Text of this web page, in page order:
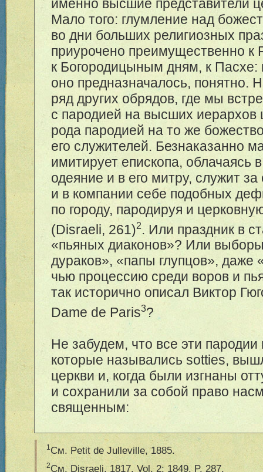
именно высшие представители
Мало того: глумление над
во дни больших религиозных
приурочено преимущественно к
к Богородицыным дням, к Пасхе:
оно предназначалось, понятно.
ряд других обрядов, где мы
с пародией на высших иерархов
рода пародией на то же
его служителей. Безнаказанно
имитирует епископа, облачаясь
одеяние и в его митру, служит
и в компании себе подобных
по городу, пародируя и
(Disraeli, 261)2. Или праздник в
«пьяных диаконов»? Или
дураков», «папы глупцов», даже
чью процессию среди воров и
так исторично описал Виктор
Dame de Paris3?
Не забудем, что все эти пародии
которые назывались sotties,
церкви и, когда были изгнаны
и сохранили за собой право
священным:
1 См. Petit de Julleville, 1885.
2См. Disraeli, 1817. Vol. 2; 1849. P. 287.